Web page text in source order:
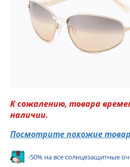
К сожалению, товара
наличии.
Посмотрите похожие
-50% на все солнцезащитные